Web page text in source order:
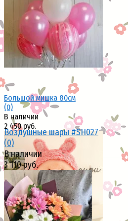
избранное сравнить
Большой мишка 80см
(0)
В наличии
2 450 руб.
избранное сравнить
Воздушные шары #SH027
(0)
В наличии
3 110 руб.